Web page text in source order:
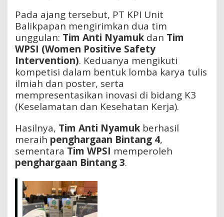
Pada ajang tersebut, PT KPI Unit
Balikpapan mengirimkan dua tim
unggulan: Tim Anti Nyamuk dan Tim
WPSI (Women Positive Safety
Intervention). Keduanya mengikuti
kompetisi dalam bentuk lomba karya tulis
ilmiah dan poster, serta
mempresentasikan inovasi di bidang K3
(Keselamatan dan Kesehatan Kerja).
Hasilnya, Tim Anti Nyamuk berhasil
meraih penghargaan Bintang 4,
sementara Tim WPSI memperoleh
penghargaan Bintang 3.